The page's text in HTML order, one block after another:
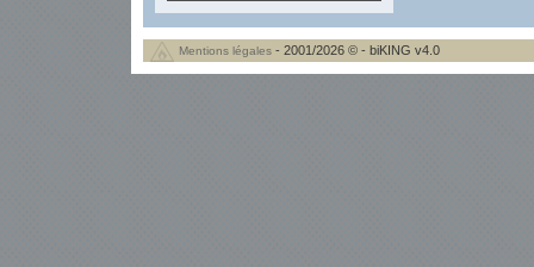
Mentions légales - 2001/2026 © - biKING v4.0